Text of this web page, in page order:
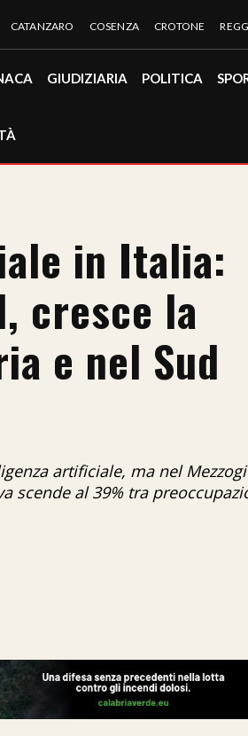
CATANZARO COSENZA CROTONE
GIUDIZIARIA POLITICA
in Italia:
cresce la
e nel Sud
artificiale, ma nel
scende al 39% tra